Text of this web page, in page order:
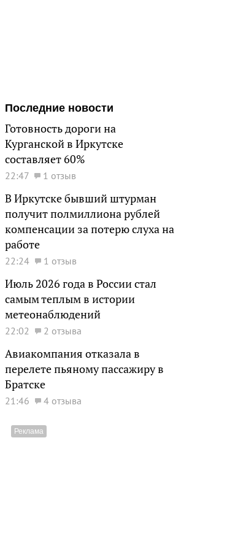
Последние новости
Готовность дороги на
Курганской в Иркутске
составляет 60%
22:47 1 отзыв
В Иркутске бывший штурман
получит полмиллиона рублей
компенсации за потерю слуха на
работе
22:24 1 отзыв
Июль 2026 года в России стал
самым теплым в истории
метеонаблюдений
22:02 2 отзыва
Авиакомпания отказала в
перелете пьяному пассажиру в
Братске
21:46 4 отзыва